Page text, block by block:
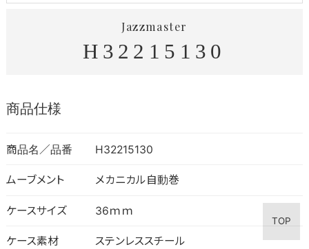
Jazzmaster
H32215130
商品仕様
商品名／品番 H32215130
ムーブメント メカニカル自動巻
ケースサイズ 36ｍｍ
ケース素材 ステンレススチール
TOP